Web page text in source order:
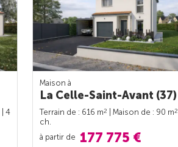
| 4
Maison à
La Celle-Saint-Avant (37)
Terrain de : 616 m2 | Maison de : 90 m2
ch.
à partir de 177 775 €